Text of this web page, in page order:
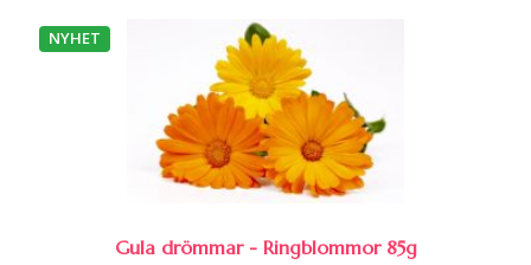
NYHET
Gula drömmar - Ringblommor 85g